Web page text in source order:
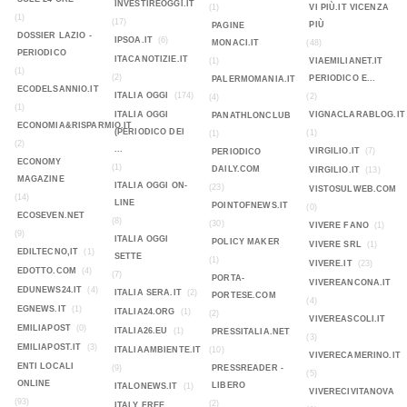
(1)
DOSSIER LAZIO -
PERIODICO
(1)
ECODELSANNIO.IT
(1)
ECONOMIA&RISPARMIO.IT
(2)
ECONOMY
MAGAZINE
(14)
ECOSEVEN.NET
(9)
EDILTECNO,IT
(1)
EDOTTO.COM (4)
EDUNEWS24.IT (4)
EGNEWS.IT (1)
EMILIAPOST (0)
EMILIAPOST.IT (3)
ENTI LOCALI
ONLINE
(93)
INVESTIREOGGI.IT
(17)
IPSOA.IT
(6)
ITACANOTIZIE.IT
(2)
ITALIA OGGI
(174)
ITALIA OGGI
(PERIODICO DEI
...
(1)
ITALIA OGGI ON-
LINE
(8)
ITALIA OGGI
SETTE
(7)
ITALIA SERA.IT
(2)
ITALIA24.ORG (1)
ITALIA26.EU (1)
ITALIAAMBIENTE.IT
(9)
ITALONEWS.IT
(1)
(1)
PAGINE
MONACI.IT
(1)
PALERMOMANIA.IT
(4)
PANATHLONCLUB
(1)
PERIODICO
DAILY.COM
(23)
POINTOFNEWS.IT
(30)
POLICY MAKER
(1)
PORTA-
PORTESE.COM
(2)
PRESSITALIA.NET
(10)
PRESSREADER -
LIBERO
(2)
VI PIÙ.IT VICENZA
PIÙ
(48)
VIAEMILIANET.IT
PERIODICO E...
(2)
VIGNACLARABLOG.IT
(1)
VIRGILIO.IT
(7)
VIRGILIO.IT (13)
VISTOSULWEB.COM
(0)
VIVERE FANO
(1)
VIVERE SRL (1)
VIVERE.IT (23)
VIVEREANCONA.IT
(4)
VIVEREASCOLI.IT
(3)
VIVERECAMERINO.IT
(5)
VIVERECIVITANOVA